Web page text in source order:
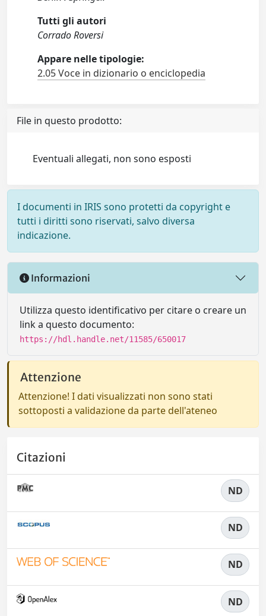
Tutti gli autori
Corrado Roversi
Appare nelle tipologie:
2.05 Voce in dizionario o enciclopedia
File in questo prodotto:
Eventuali allegati, non sono esposti
I documenti in IRIS sono protetti da copyright e
tutti i diritti sono riservati, salvo diversa
indicazione.
Informazioni
Utilizza questo identificativo per citare o creare un
link a questo documento:
https://hdl.handle.net/11585/650017
Attenzione
Attenzione! I dati visualizzati non sono stati
sottoposti a validazione da parte dell'ateneo
Citazioni
ND
ND
ND
ND